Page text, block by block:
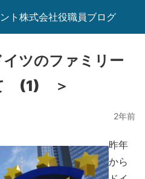
ト株式会社役職員ブログ
のファミリー
(1) ＞
2年前
昨年
から